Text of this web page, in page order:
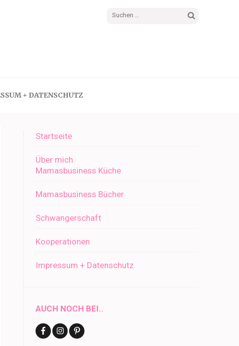
Suchen
+ DATENSCHUTZ
Startseite
Über mich
Mamasbusiness Küche
Mamasbusiness Bücher
Schwangerschaft
Kooperationen
Impressum + Datenschutz
AUCH NOCH BEI..